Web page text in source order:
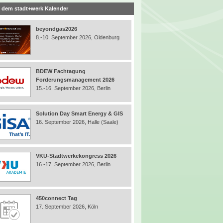
dem stadt+werk Kalender
beyondgas2026
8.-10. September 2026, Oldenburg
BDEW Fachtagung
Forderungsmanagement 2026
15.-16. September 2026, Berlin
Solution Day Smart Energy & GIS
16. September 2026, Halle (Saale)
VKU-Stadtwerkekongress 2026
16.-17. September 2026, Berlin
450connect Tag
17. September 2026, Köln